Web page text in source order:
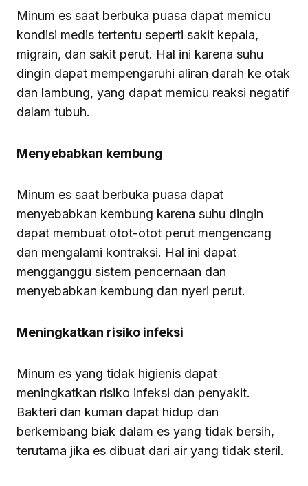
Minum es saat berbuka puasa dapat memicu
kondisi medis tertentu seperti sakit kepala,
migrain, dan sakit perut. Hal ini karena suhu
dingin dapat mempengaruhi aliran darah ke otak
dan lambung, yang dapat memicu reaksi negatif
dalam tubuh.
Menyebabkan kembung
Minum es saat berbuka puasa dapat
menyebabkan kembung karena suhu dingin
dapat membuat otot-otot perut mengencang
dan mengalami kontraksi. Hal ini dapat
mengganggu sistem pencernaan dan
menyebabkan kembung dan nyeri perut.
Meningkatkan risiko infeksi
Minum es yang tidak higienis dapat
meningkatkan risiko infeksi dan penyakit.
Bakteri dan kuman dapat hidup dan
berkembang biak dalam es yang tidak bersih,
terutama jika es dibuat dari air yang tidak steril.